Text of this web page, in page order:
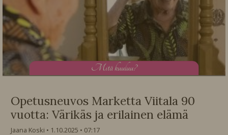
Mitä kuuluu?
Opetusneuvos Marketta Viitala 90
vuotta: Värikäs ja erilainen elämä
Jaana Koski 1.10.2025
07:17